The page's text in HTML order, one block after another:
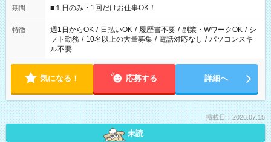
げるお仕事も！ ご希望のお時間に合わせてご紹介！ ※シフトは
ください！
期間 ■１日のみ・1回だけお仕事OK！
特徴 週1日からOK / 日払いOK / 履歴書不要 / 副業・WワークOK / シ
フト勤務 / 10名以上の大量募集 / 電話対応なし / パソコンスキ
ル不要
気になる！ 応募する 詳細へ
掲載日：2026.07.15
未読